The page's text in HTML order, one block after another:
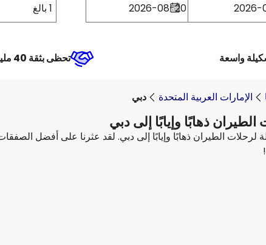
1 بالغ
واسعة تحظى بثقة 40 مليون راكب سنويًا
الإمارات العربية المتحدة دبي
ذهابًا وإيابًا إلى دبي
لرحلات الطيران ذهابًا وإيابًا إلى دبي. لقد عثرنا على أفضل